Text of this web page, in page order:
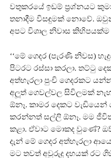
වතුකරයේ ඉඩම් ප‍්‍රශ්නයට
තනාදීම විසඳුමක් නොවේ.
අපට විශාල නිවාස
‘‘මේ ගෙදර (පැරණි නිවස)
පිටරට රස්සා කරලා. තට්ටු
අත්හැරලා පුංචි ගෙදරකට
අලූ‍ත් ගෙවල්වල සිවිලමක්
ඕනෑ. කාමර දෙකට
කරන්නත් සල්ලි ඕනෑ. මම
කළා. ඒවාට මොකද වුණේ?
දැන් මේ ගෙදර අත්හැරලා
මට තවත් අවුරුදු දහයක් රට